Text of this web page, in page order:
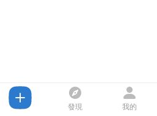
發現 我的